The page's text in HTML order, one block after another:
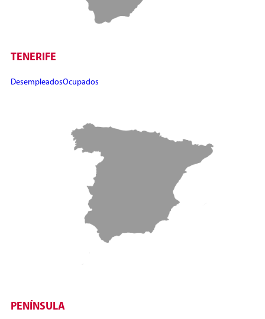
TENERIFE
DesempleadosOcupados
PENÍNSULA